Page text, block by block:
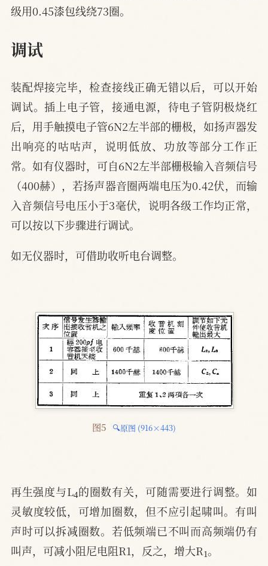
级用0.45漆包线绕73圈。
调试
装配焊接完毕，检查接线正确无错以后，可以开始
调试。插上电子管，接通电源，待电子管阴极烧红
后，用手触摸电子管6N2左半部的栅极，如扬声器发
出响亮的咕咕声，说明低放、功放等部分工作正
常。如有仪器时，可自6N2左半部栅极输入音频信号
（400赫），若扬声器音圈两端电压为0.42伏，而输
入音频信号电压小于3毫伏，说明各级工作均正常，
可以按以下步骤进行调试。
如无仪器时，可借助收听电台调整。
图5 🔍原图 (916×443)
再生强度与L 4
的圈数有关，可随需要进行调整。如
灵敏度较低，可增加圈数，但不应引起啸叫。有叫
声时可以拆减圈数。若低频端已不叫而高频端仍有
叫声，可减小阻尼电阻R1，反之，增大R1。